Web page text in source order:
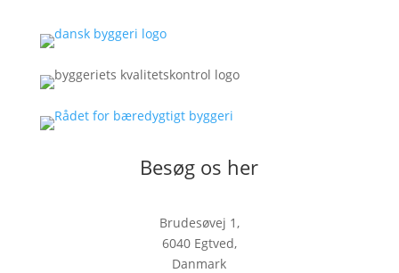
Besøg os her
Brudesøvej 1,
6040 Egtved,
Danmark